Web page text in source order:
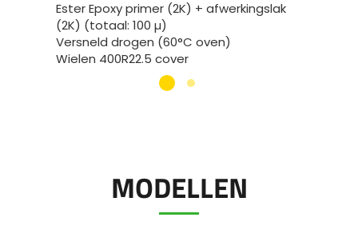
Ester Epoxy primer (2K) + afwerkingslak
(2K) (totaal: 100 µ)
Versneld drogen (60°C oven)
Wielen 400R22.5 cover
MODELLEN